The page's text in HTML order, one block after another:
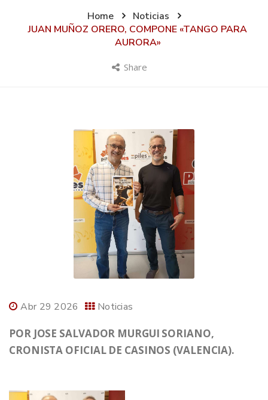
Home
Noticias
JUAN MUÑOZ ORERO, COMPONE «TANGO PARA
AURORA»
Share
Abr 29 2026 Noticias
POR JOSE SALVADOR MURGUI SORIANO,
CRONISTA OFICIAL DE CASINOS (VALENCIA).